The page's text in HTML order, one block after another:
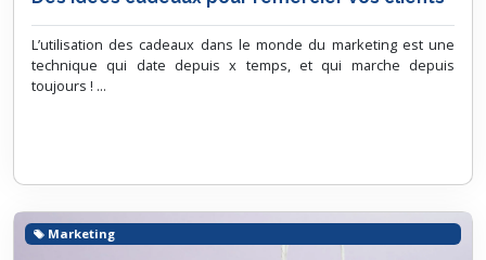
L’utilisation des cadeaux dans le monde du marketing est une
technique qui date depuis x temps, et qui marche depuis
toujours ! ...
Marketing